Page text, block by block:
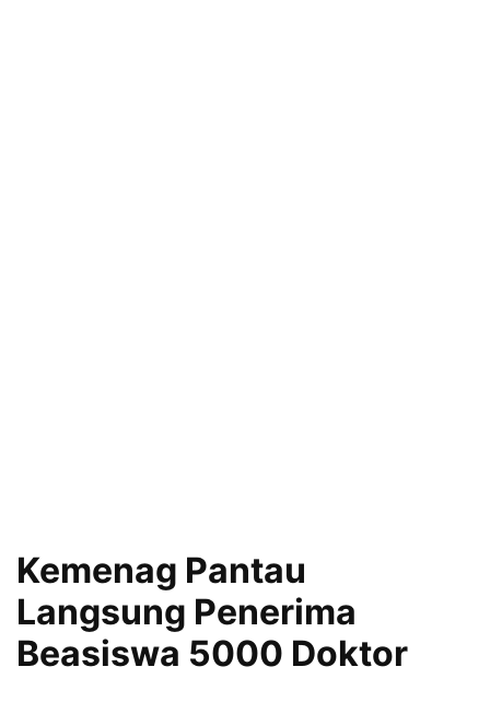
Kemenag Pantau
Langsung Penerima
Beasiswa 5000 Doktor